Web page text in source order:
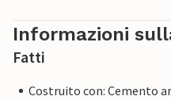
Informazioni
Fatti
Costruito con: Cemento